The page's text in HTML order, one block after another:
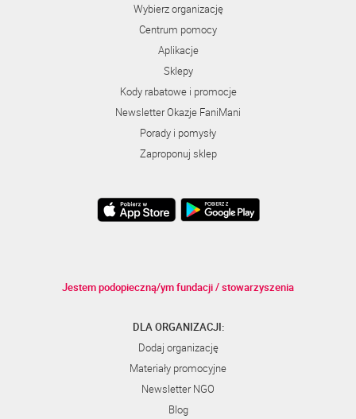
Wybierz organizację
Centrum pomocy
Aplikacje
Sklepy
Kody rabatowe i promocje
Newsletter Okazje FaniMani
Porady i pomysły
Zaproponuj sklep
Jestem podopieczną/ym fundacji / stowarzyszenia
DLA ORGANIZACJI:
Dodaj organizację
Materiały promocyjne
Newsletter NGO
Blog